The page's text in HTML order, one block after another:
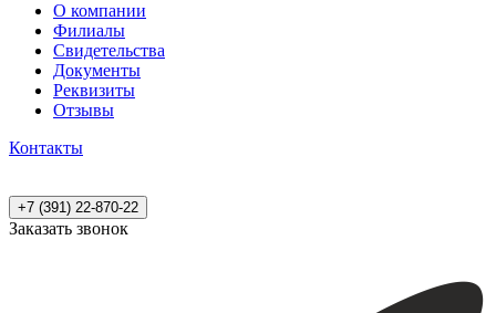
О компании
Филиалы
Свидетельства
Документы
Реквизиты
Отзывы
Контакты
+7 (391) 22-870-22
Заказать звонок